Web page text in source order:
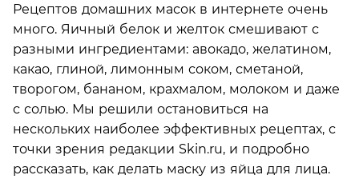
Рецептов домашних масок в интернете очень
много. Яичный белок и желток смешивают с
разными ингредиентами: авокадо, желатином,
какао, глиной, лимонным соком, сметаной,
творогом, бананом, крахмалом, молоком и даже
с солью. Мы решили остановиться на
нескольких наиболее эффективных рецептах, с
точки зрения редакции Skin.ru, и подробно
рассказать, как делать маску из яйца для лица.